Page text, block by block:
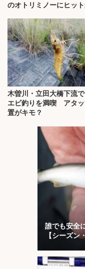
のオトリミノーにヒット
木曽川・立田大橋下流
エビ釣りを満喫 アタ
置がキモ？
誰でも安全
【シーズン